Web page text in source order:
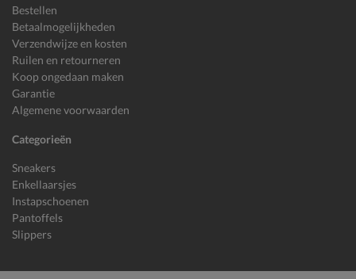
Bestellen
Betaalmogelijkheden
Verzendwijze en kosten
Ruilen en retourneren
Koop ongedaan maken
Garantie
Algemene voorwaarden
Categorieën
Sneakers
Enkellaarsjes
Instapschoenen
Pantoffels
Slippers